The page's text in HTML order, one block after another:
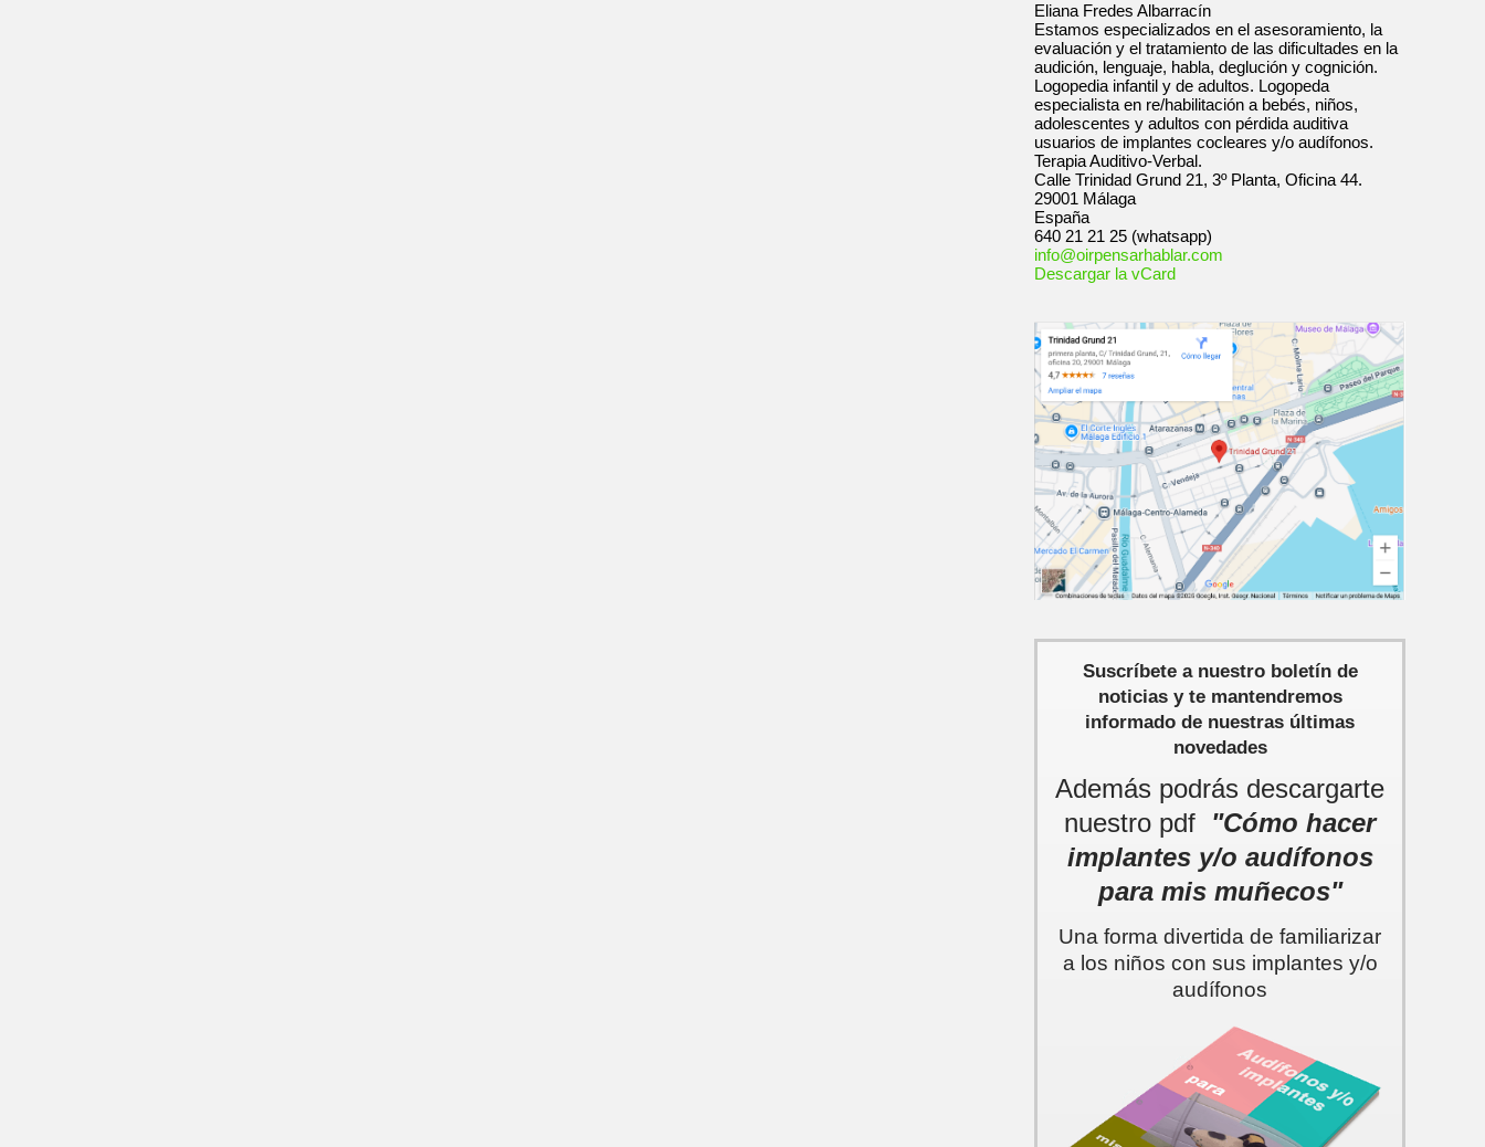
Eliana Fredes Albarracín
Estamos especializados en el asesoramiento, la
evaluación y el tratamiento de las dificultades en la
audición, lenguaje, habla, deglución y cognición.
Logopedia infantil y de adultos. Logopeda
especialista en re/habilitación a bebés, niños,
adolescentes y adultos con pérdida auditiva
usuarios de implantes cocleares y/o audífonos.
Terapia Auditivo-Verbal.
Calle Trinidad Grund 21, 3º Planta, Oficina 44.
29001 Málaga
España
640 21 21 25 (whatsapp)
info@oirpensarhablar.com
Descargar la vCard
Suscríbete a nuestro boletín de
noticias y te mantendremos
informado de nuestras últimas
novedades
Además podrás descargarte
nuestro pdf "Cómo hacer
implantes y/o audífonos
para mis muñecos"
Una forma divertida de familiarizar
a los niños con sus implantes y/o
audífonos